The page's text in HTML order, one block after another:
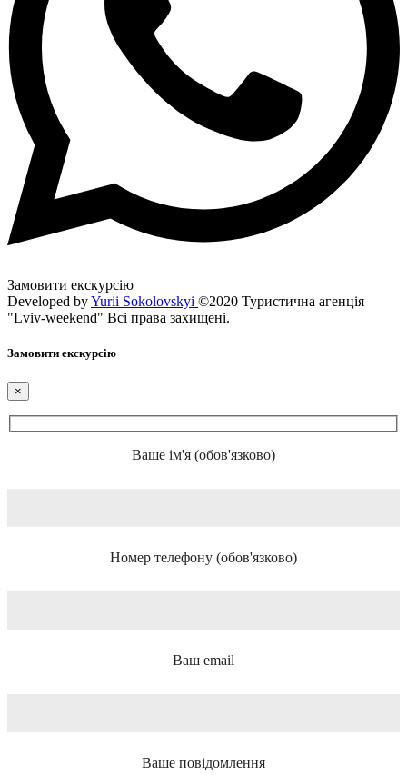
Замовити екскурсію
Developed byYurii Sokolovskyi ©2020 Туристична агенція
"Lviv-weekend" Всі права захищені.
Замовити екскурсію
×
Ваше ім'я (обов'язково)
Номер телефону (обов'язково)
Ваш email
Ваше повідомлення